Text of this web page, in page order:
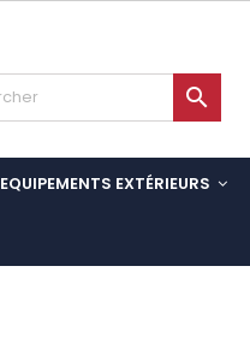

EQUIPEMENTS EXTÉRIEURS